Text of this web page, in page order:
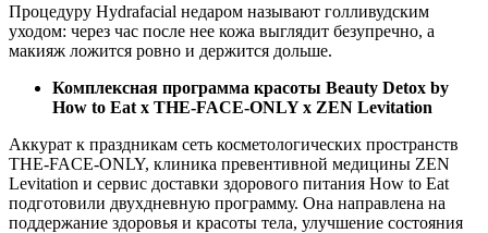
Процедуру Hydrafacial недаром называют голливудским
уходом: через час после нее кожа выглядит безупречно, а
макияж ложится ровно и держится дольше.
Комплексная программа красоты Beauty Detox by
How to Eat х THE-FACE-ONLY х ZEN Levitation
Аккурат к праздникам сеть косметологических пространств
THE-FACE-ONLY, клиника превентивной медицины ZEN
Levitation и сервис доставки здорового питания How to Eat
подготовили двухдневную программу. Она направлена на
поддержание здоровья и красоты тела, улучшение состояния